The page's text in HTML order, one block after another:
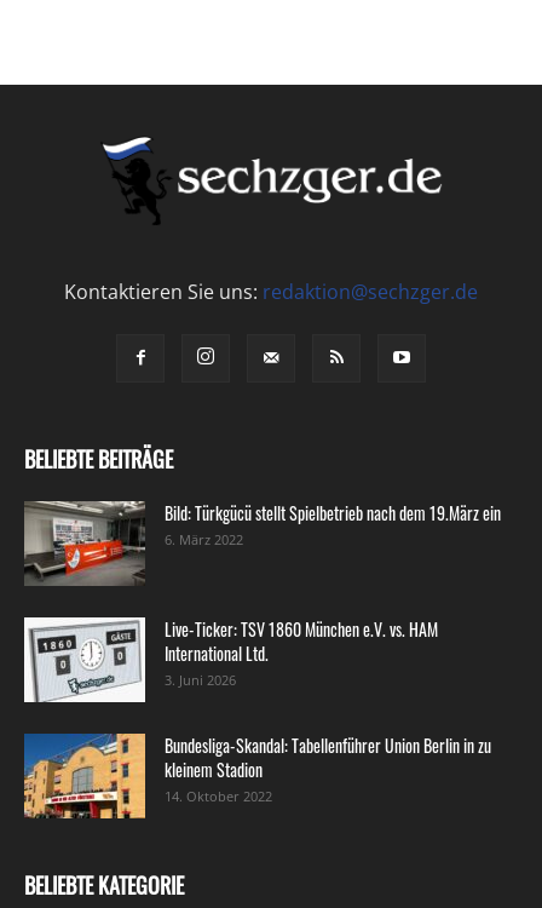
Kontaktieren Sie uns: redaktion@sechzger.de
BELIEBTE BEITRÄGE
Bild: Türkgücü stellt Spielbetrieb nach dem 19.März ein
6. März 2022
Live-Ticker: TSV 1860 München e.V. vs. HAM
International Ltd.
3. Juni 2026
Bundesliga-Skandal: Tabellenführer Union Berlin in zu
kleinem Stadion
14. Oktober 2022
BELIEBTE KATEGORIE